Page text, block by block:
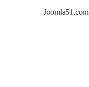
Joomla51.com